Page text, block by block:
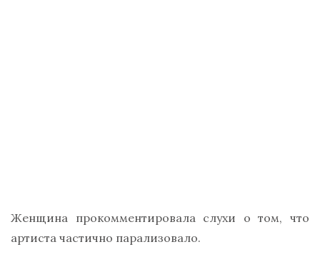
Женщина прокомментировала слухи о том, что
артиста частично парализовало.